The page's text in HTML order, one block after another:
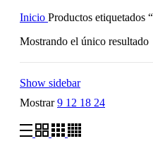
Inicio Productos etiquetados
Mostrando el único resultado
Show sidebar
Mostrar9 12 18 24